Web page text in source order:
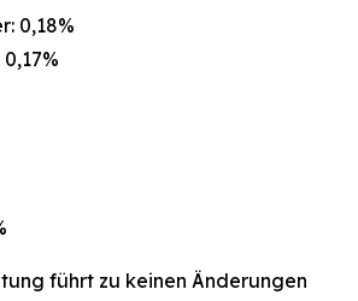
0,18%
führt zu keinen Änderungen